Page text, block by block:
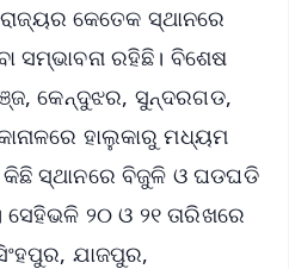
କେତେକ ସ୍ଥାନରେ
ସମ୍ଭାବନା ରହିଛି। ବିଶେଷ
କେନ୍ଦୁଝର, ସୁନ୍ଦରଗଡ,
ହାଲୁକାରୁ ମଧ୍ୟମ
କିଛି ସ୍ଥାନରେ ବିଜୁଳି ଓ ଘଡଘଡି
ସେହିଭଳି ୨୦ ଓ ୨୧ ତାରିଖରେ
ଯାଜପୁର,